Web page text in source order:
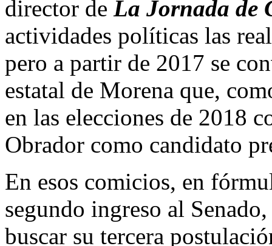
director de La Jornada de
actividades políticas las
pero a partir de 2017 se
estatal de Morena que,
en las elecciones de 2018
Obrador como candidato
En esos comicios, en
segundo ingreso al
buscar su tercera